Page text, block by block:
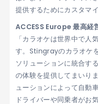
提供するためにカスタマ
ACCESS Europe 最高経
「カラオケは世界中で人
す。Stingrayのカラオケ
ソリューションに統合す
の体験を提供してまいり
ューションによって自動
ドライバーや同乗者がお